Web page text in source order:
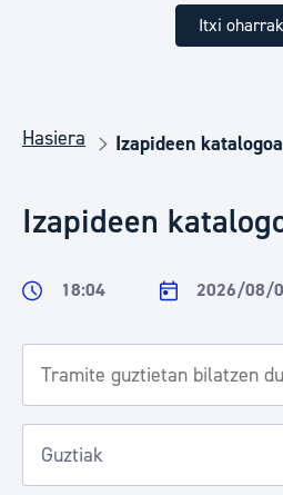
Itxi oharrak
Hasiera Izapideen katalogoa
Izapideen
18:04 2026/08/